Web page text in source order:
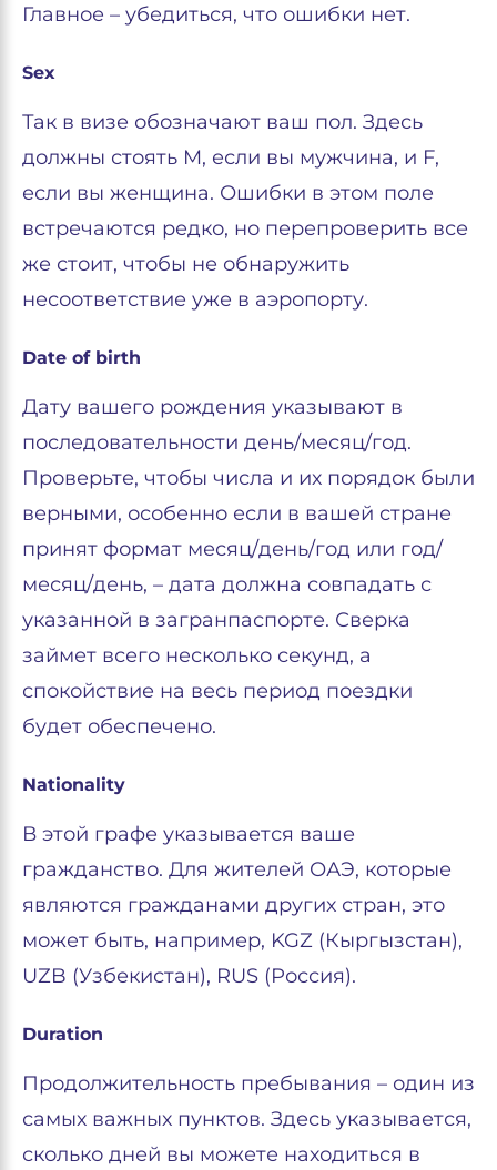
Главное – убедиться, что ошибки нет.
Sex
Так в визе обозначают ваш пол. Здесь
должны стоять M, если вы мужчина, и F,
если вы женщина. Ошибки в этом поле
встречаются редко, но перепроверить все
же стоит, чтобы не обнаружить
несоответствие уже в аэропорту.
Date of birth
Дату вашего рождения указывают в
последовательности день/месяц/год.
Проверьте, чтобы числа и их порядок были
верными, особенно если в вашей стране
принят формат месяц/день/год или год/
месяц/день, – дата должна совпадать с
указанной в загранпаспорте. Сверка
займет всего несколько секунд, а
спокойствие на весь период поездки
будет обеспечено.
Nationality
В этой графе указывается ваше
гражданство. Для жителей ОАЭ, которые
являются гражданами других стран, это
может быть, например, KGZ (Кыргызстан),
UZB (Узбекистан), RUS (Россия).
Duration
Продолжительность пребывания – один из
самых важных пунктов. Здесь указывается,
сколько дней вы можете находиться в